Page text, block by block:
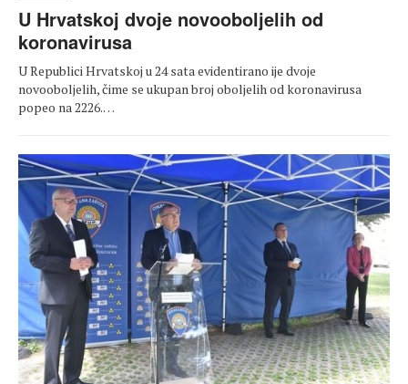
U Hrvatskoj dvoje novooboljelih od
koronavirusa
U Republici Hrvatskoj u 24 sata evidentirano ije dvoje
novooboljelih, čime se ukupan broj oboljelih od koronavirusa
popeo na 2226.…